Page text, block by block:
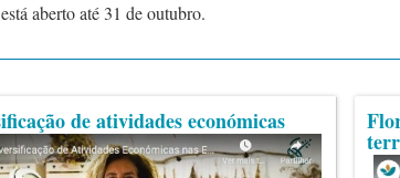
está aberto até 31 de outubro.
de atividades económicas